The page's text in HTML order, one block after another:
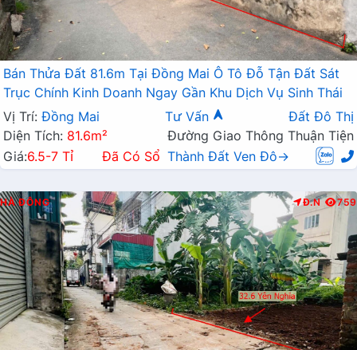
Bán Thửa Đất 81.6m Tại Đồng Mai Ô Tô Đỗ Tận Đất Sát
Trục Chính Kinh Doanh Ngay Gần Khu Dịch Vụ Sinh Thái
Vị Trí: Đồng Mai Tư Vấn
Đất Đô Thị
Diện Tích: 81.6m²
Đường Giao Thông Thuận Tiện
Giá:6.5-7 Tỉ Đã Có Sổ Thành Đất Ven Đô→
HÀ ĐÔNG Đ.N 759